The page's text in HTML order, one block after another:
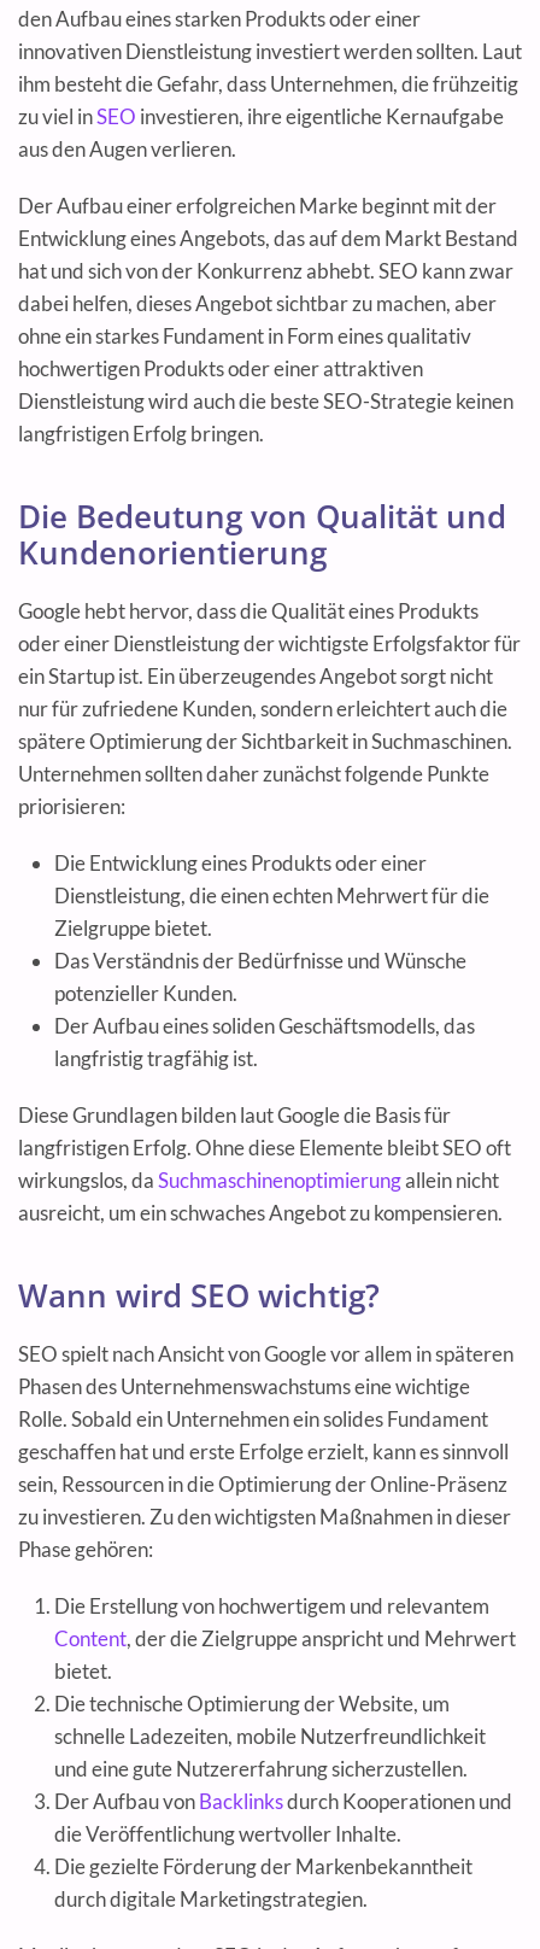
den Aufbau eines starken Produkts oder einer
innovativen Dienstleistung investiert werden sollten. Laut
ihm besteht die Gefahr, dass Unternehmen, die frühzeitig
zu viel inSEO investieren, ihre eigentliche Kernaufgabe
aus den Augen verlieren.
Der Aufbau einer erfolgreichen Marke beginnt mit der
Entwicklung eines Angebots, das auf dem Markt Bestand
hat und sich von der Konkurrenz abhebt. SEO kann zwar
dabei helfen, dieses Angebot sichtbar zu machen, aber
ohne ein starkes Fundament in Form eines qualitativ
hochwertigen Produkts oder einer attraktiven
Dienstleistung wird auch die beste SEO-Strategie keinen
langfristigen Erfolg bringen.
Die Bedeutung von Qualität und
Kundenorientierung
Google hebt hervor, dass die Qualität eines Produkts
oder einer Dienstleistung der wichtigste Erfolgsfaktor für
ein Startup ist. Ein überzeugendes Angebot sorgt nicht
nur für zufriedene Kunden, sondern erleichtert auch die
spätere Optimierung der Sichtbarkeit in Suchmaschinen.
Unternehmen sollten daher zunächst folgende Punkte
priorisieren:
Die Entwicklung eines Produkts oder einer
Dienstleistung, die einen echten Mehrwert für die
Zielgruppe bietet.
Das Verständnis der Bedürfnisse und Wünsche
potenzieller Kunden.
Der Aufbau eines soliden Geschäftsmodells, das
langfristig tragfähig ist.
Diese Grundlagen bilden laut Google die Basis für
langfristigen Erfolg. Ohne diese Elemente bleibt SEO oft
wirkungslos, daSuchmaschinenoptimierungallein nicht
ausreicht, um ein schwaches Angebot zu kompensieren.
Wann wird SEO wichtig?
SEO spielt nach Ansicht von Google vor allem in späteren
Phasen des Unternehmenswachstums eine wichtige
Rolle. Sobald ein Unternehmen ein solides Fundament
geschaffen hat und erste Erfolge erzielt, kann es sinnvoll
sein, Ressourcen in die Optimierung der Online-Präsenz
zu investieren. Zu den wichtigsten Maßnahmen in dieser
Phase gehören:
Die Erstellung von hochwertigem und relevantem
Content, der die Zielgruppe anspricht und Mehrwert
bietet.
Die technische Optimierung der Website, um
schnelle Ladezeiten, mobile Nutzerfreundlichkeit
und eine gute Nutzererfahrung sicherzustellen.
Der Aufbau vonBacklinksdurch Kooperationen und
die Veröffentlichung wertvoller Inhalte.
Die gezielte Förderung der Markenbekanntheit
durch digitale Marketingstrategien.